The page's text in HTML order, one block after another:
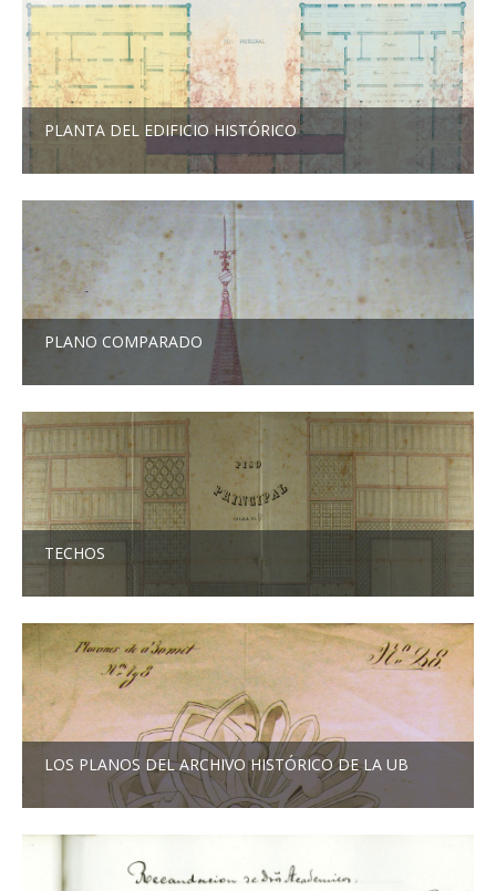
PLANTA DEL EDIFICIO HISTÓRICO
PLANO COMPARADO
TECHOS
LOS PLANOS DEL ARCHIVO HISTÓRICO DE LA UB